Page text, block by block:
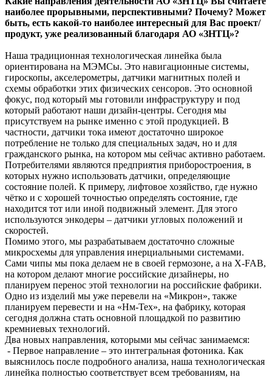
наиболее прорывными, перспективными? Почему? Может
быть, есть какой-то наиболее интересный для Вас проект/
продукт, уже реализованный благодаря АО «ЗНТЦ»?
Наша традиционная технологическая линейка была
ориентирована на МЭМСы. Это навигационные системы,
гироскопы, акселерометры, датчики магнитных полей и
схемы обработки этих физических сенсоров. Это основной
фокус, под который мы готовили инфраструктуру и под
который работают наши дизайн-центры. Сегодня мы
присутствуем на рынке именно с этой продукцией. В
частности, датчики тока имеют достаточно широкое
потребление не только для специальных задач, но и для
гражданского рынка, на котором мы сейчас активно работаем.
Потребителями являются предприятия приборостроения, в
которых нужно использовать датчики, определяющие
состояние полей. К примеру, лифтовое хозяйство, где нужно
чётко и с хорошей точностью определять состояние, где
находится тот или иной подвижный элемент. Для этого
используются энкодеры – датчики угловых положений и
скоростей.
Помимо этого, мы разрабатываем достаточно сложные
микросхемы для управления инерциальными системами.
Сами чипы мы пока делаем не в своей гермозоне, а на X-FAB,
на котором делают многие российские дизайнеры, но
планируем перенос этой технологии на российские фабрики.
Одно из изделий мы уже перевели на «Микрон», также
планируем перевести и на «Нм-Тех», на фабрику, которая
сегодня должна стать основной площадкой по развитию
кремниевых технологий.
Два новых направления, которыми мы сейчас занимаемся:
- Первое направление – это интегральная фотоника. Как
выяснилось после подробного анализа, наша технологическая
линейка полностью соответствует всем требованиям, на